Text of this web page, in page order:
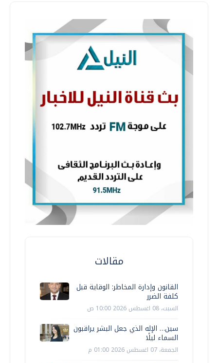
مقالات
القانون وإدارة المخاطر: الوقاية قبل
كلفة الضرر
السبت، 08 اغسطس 2026 10:00 ص
سين… الإله الذي جعل البشر يراقبون
السماء ليلًا
الجمعة، 07 اغسطس 2026 01:00 م